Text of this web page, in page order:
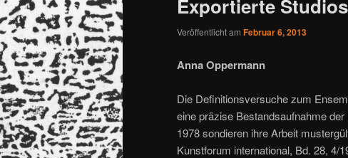
Exportierte
Veröffentlicht am Februar 6, 2013
Anna Oppermann
Die Definitionsversuche zum
eine präzise Bestandsaufnahme
1978 sondieren ihre Arbeit
Kunstforum international, Bd. 28, 4/